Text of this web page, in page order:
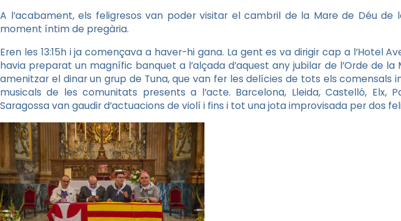
A l’acabament, els feligresos van poder visitar el cambril de la Mare de Déu de
moment íntim de pregària.
Eren les 13:15h i ja començava a haver-hi gana. La gent es va dirigir cap a l’Hotel
havia preparat un magnífic banquet a l’alçada d’aquest any jubilar de l’Orde de la
amenitzar el dinar un grup de Tuna, que van fer les delícies de tots els comensals
musicals de les comunitats presents a l’acte. Barcelona, Lleida, Castelló, Elx,
Saragossa van gaudir d’actuacions de violí i fins i tot una jota improvisada per dos